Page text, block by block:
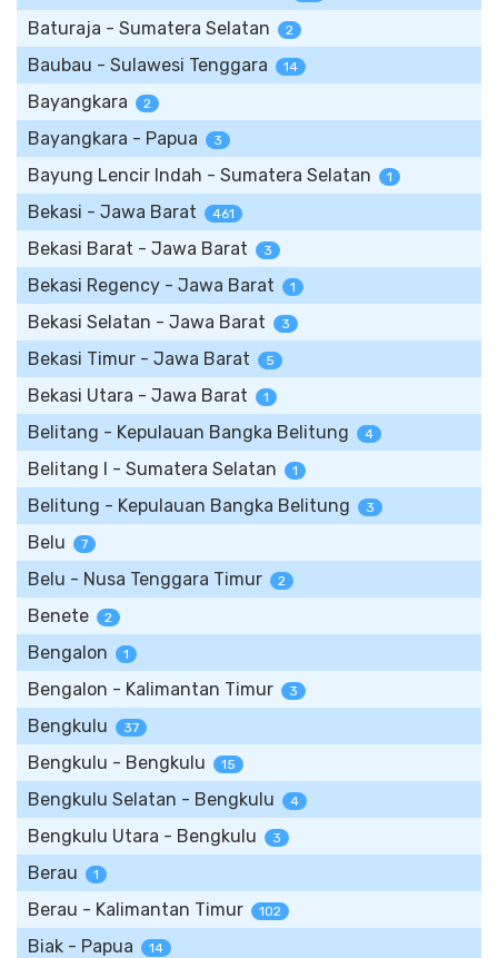
Baturaja - Sumatera Selatan 2
Baubau - Sulawesi Tenggara 14
Bayangkara 2
Bayangkara - Papua 3
Bayung Lencir Indah - Sumatera Selatan 1
Bekasi - Jawa Barat 461
Bekasi Barat - Jawa Barat 3
Bekasi Regency - Jawa Barat 1
Bekasi Selatan - Jawa Barat 3
Bekasi Timur - Jawa Barat 5
Bekasi Utara - Jawa Barat 1
Belitang - Kepulauan Bangka Belitung 4
Belitang I - Sumatera Selatan 1
Belitung - Kepulauan Bangka Belitung 3
Belu 7
Belu - Nusa Tenggara Timur 2
Benete 2
Bengalon 1
Bengalon - Kalimantan Timur 3
Bengkulu 37
Bengkulu - Bengkulu 15
Bengkulu Selatan - Bengkulu 4
Bengkulu Utara - Bengkulu 3
Berau 1
Berau - Kalimantan Timur 102
Biak - Papua 14